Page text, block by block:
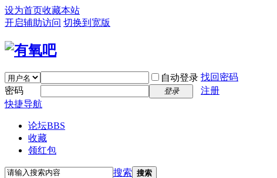
设为首页收藏本站
开启辅助访问 切换到宽版
自动登录 找回密码
密码
登录
注册
快捷导航
论坛BBS
收藏
领红包
搜索 搜索